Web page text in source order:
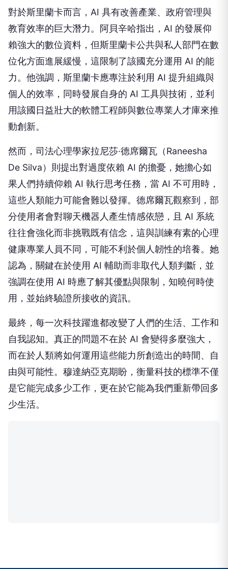
對於斯里蘭卡而言，AI 具有改善產業、政府管理與
教育效率的巨大潛力。阿貝辛哈指出，AI 的發展仰
賴強大的數位資料，但斯里蘭卡公共與私人部門在數
位化方面進展緩慢，這限制了該國充分運用 AI 的能
力。他強調，斯里蘭卡應專注於利用 AI 提升組織與
個人的效率，同時發展自身的 AI 工具與技術，並利
用該國日益壯大的軟體工程師與數位專業人才庫來推
動創新。
然而，司法心理學家拉尼莎·德席爾瓦（Raneesha
De Silva）則提出對過度依賴 AI 的擔憂，她擔心如
果人們持續仰賴 AI 執行思考任務，當 AI 不可用時，
這些人類能力可能會難以發揮。德席爾瓦觀察到，部
分使用者會對聊天機器人產生情感依戀，且 AI 系統
往往會強化而非挑戰既有信念，這與訓練有素的心理
健康專業人員不同，可能不利於個人韌性的培養。她
認為，關鍵在於使用 AI 輔助而非取代人類判斷，並
強調在使用 AI 時應了解其優點與限制，知曉何時使
用，並始終驗證所接收的資訊。
最終，每一次科技躍進都改變了人們的生活、工作和
自我認知。真正的問題不在於 AI 會變得多麼強大，
而在於人類將如何運用這些能力所創造出的時間、自
由與可能性。穆達納亞克期盼，衡量科技的標準不僅
是它能完成多少工作，更在於它能為我們重新帶回多
少生活。